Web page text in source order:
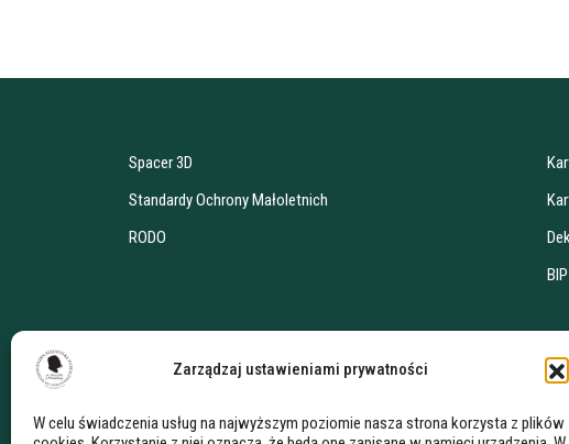
Zarządzaj ustawieniami prywatności
W celu świadczenia usług na najwyższym poziomie nasza strona korzysta z plików
Spacer 3D
Standardy Ochrony Małoletnich
RODO
BIP